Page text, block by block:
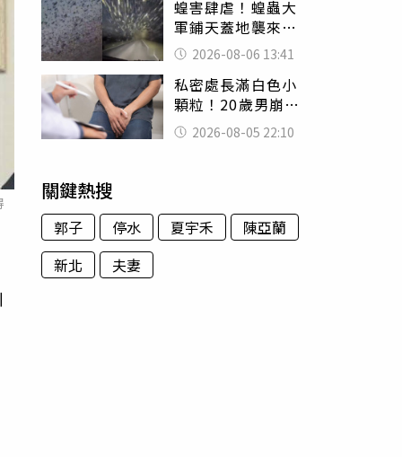
台灣真的是寶島
蝗害肆虐！蝗蟲大
軍鋪天蓋地襲來宛
如末日 網驚：聖
經十災
2026-08-06 13:41
私密處長滿白色小
顆粒！20歲男崩潰
求診 醫曝5大真相
別再誤會
2026-08-05 22:10
關鍵熱搜
郭子 停水 夏宇禾
陳亞蘭
新北
夫妻